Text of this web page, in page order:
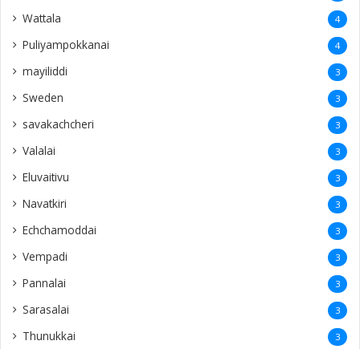
Wattala 4
Puliyampokkanai 4
mayiliddi 3
Sweden 3
savakachcheri 3
Valalai 3
Eluvaitivu 3
Navatkiri 3
Echchamoddai 3
Vempadi 3
Pannalai 3
Sarasalai 3
Thunukkai 3